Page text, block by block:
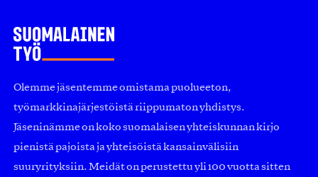
Olemme jäsentemme omistama puolueeton,
työmarkkinajärjestöistä riippumaton yhdistys.
Jäseninämme on koko suomalaisen yhteiskunnan kirjo
pienistä pajoista ja yhteisöistä kansainvälisiin
suuryrityksiin. Meidät on perustettu yli 100 vuotta sitten